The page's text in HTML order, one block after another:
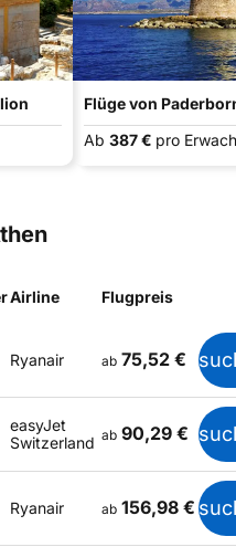
Flüge von
Ab 387 € pro
Airline Flugpreis
Ryanair ab 75,52 €
easyJet
Switzerland ab 90,29 €
Ryanair ab 156,98 €